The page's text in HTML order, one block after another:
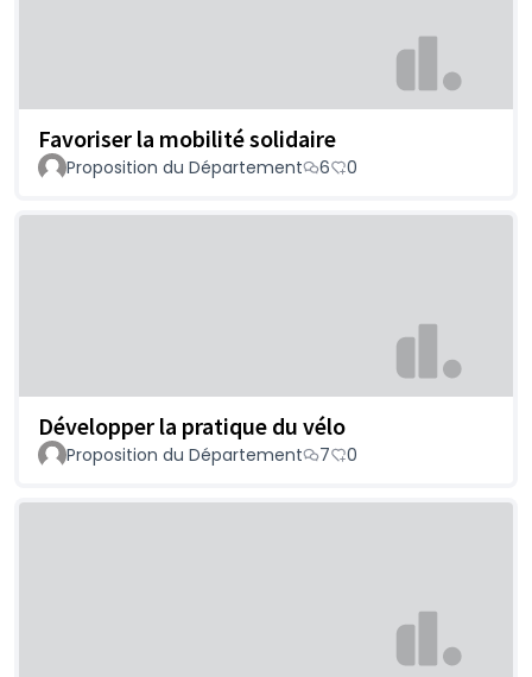
Favoriser la mobilité solidaire
Proposition du Département 6 0
Développer la pratique du vélo
Proposition du Département 7 0